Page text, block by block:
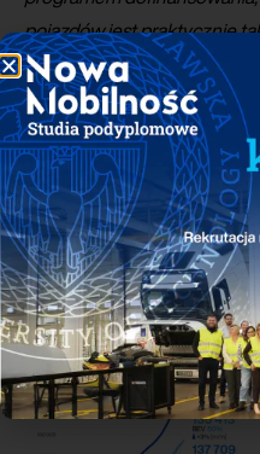
pojazdów jest praktycznie
elektrycznych. Warto
liczba publicznych punktów
elektrycznych, a prawie
ładowania prądem stałym–
PZPM.